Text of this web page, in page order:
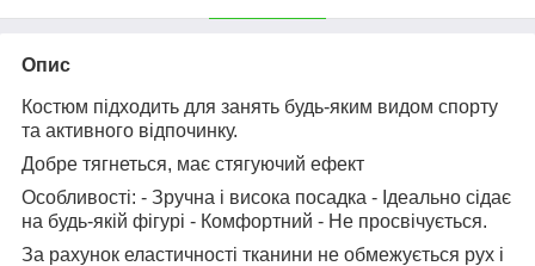
Опис
Костюм підходить для занять будь-яким видом спорту
та активного відпочинку.
Добре тягнеться, має стягуючий ефект
Особливості: - Зручна і висока посадка - Ідеально сідає
на будь-якій фігурі - Комфортний - Не просвічується.
За рахунок еластичності тканини не обмежується рух і